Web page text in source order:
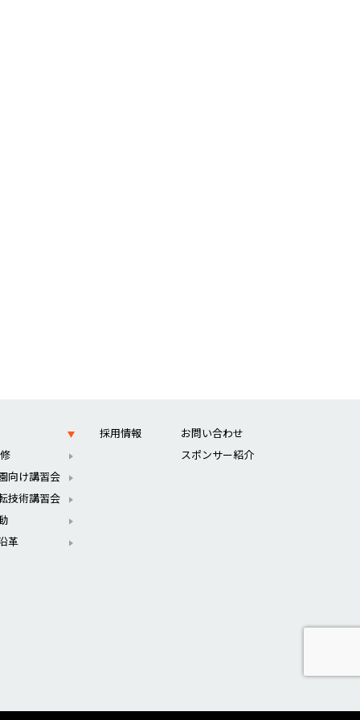
向け講習会
技術講習会
革
採用情報
お問い合わせ
スポンサー紹介